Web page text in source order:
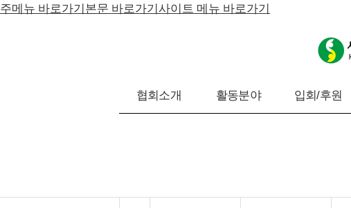
주메뉴 바로가기본문 바로가기사이트 메뉴 바로가기
협회소개 활동분야 입회/후원